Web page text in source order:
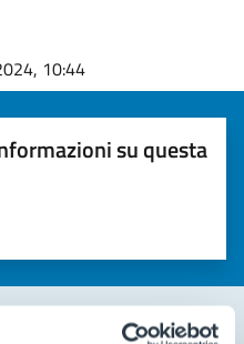
10:44
su questa
(da 1 a 5 stelle)
valutare la chiarezza delle
su 5